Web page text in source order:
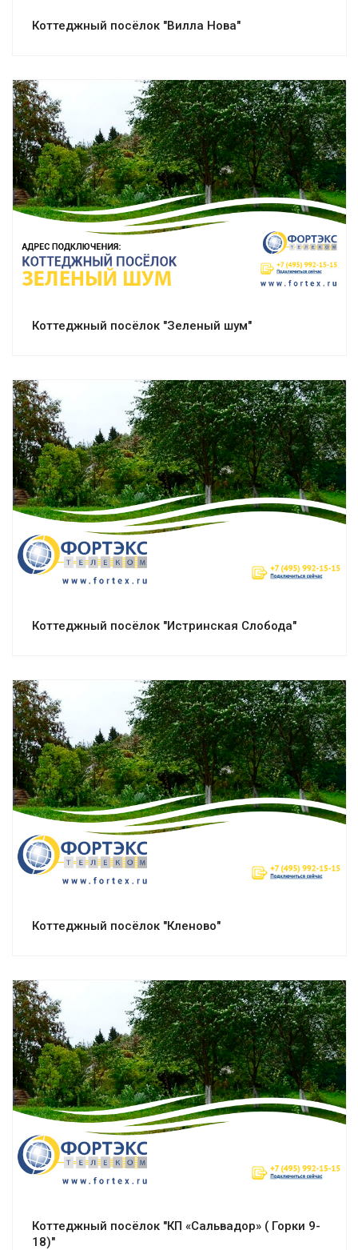
Коттеджный посёлок "Вилла Нова"
Смотреть проект
Коттеджный посёлок "Зеленый шум"
Смотреть проект
Коттеджный посёлок "Истринская Слобода"
Смотреть проект
Коттеджный посёлок "Кленово"
Смотреть проект
Коттеджный посёлок "КП «Сальвадор» ( Горки 9-
18)"